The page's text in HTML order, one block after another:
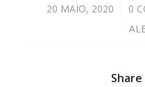
20 MAIO, 2020
/ 0